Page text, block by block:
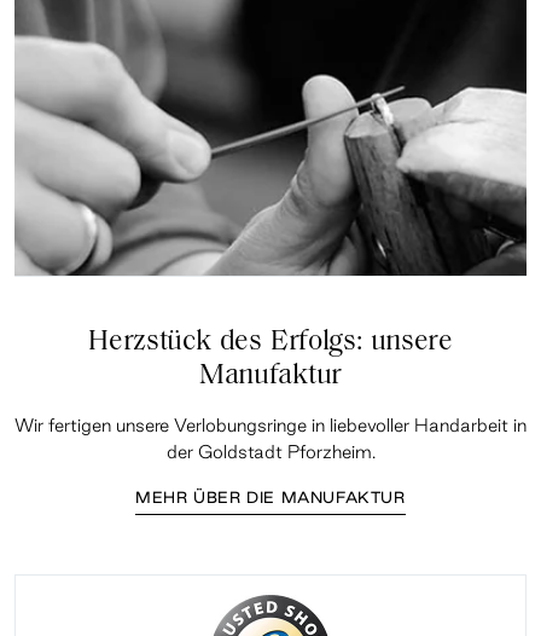
Herzstück des Erfolgs: unsere
Manufaktur
Wir fertigen unsere Verlobungsringe in liebevoller Handarbeit in
der Goldstadt Pforzheim.
MEHR ÜBER DIE MANUFAKTUR